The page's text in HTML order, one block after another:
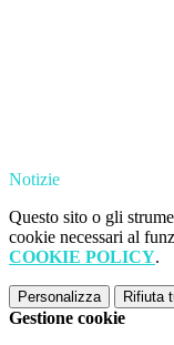
Notizie
Questo sito o gli
cookie necessari al
COOKIE POLICY.
Personalizza Rifiuta
Gestione cookie